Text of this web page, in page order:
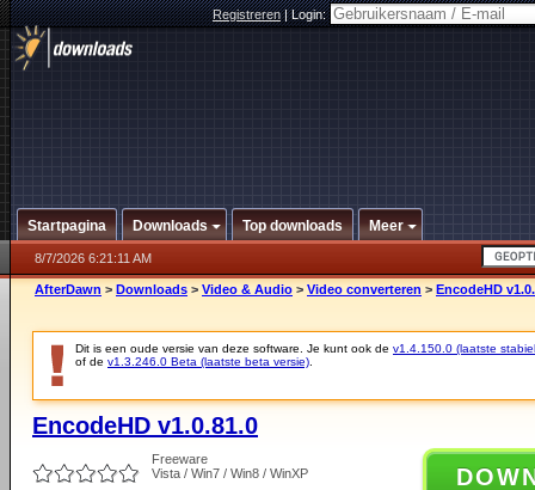
Registreren|Login:
Startpagina Downloads Top downloads Meer
8/7/2026 6:21:11 AM
AfterDawn > Downloads > Video & Audio > Video converteren > EncodeHD
Dit is een oude versie van deze software. Je kunt ook de v1.4.150.0 (laatste
of de v1.3.246.0 Beta (laatste beta versie)
EncodeHD v1.0.81.0
Freeware
Vista / Win7 / Win8 / WinXP